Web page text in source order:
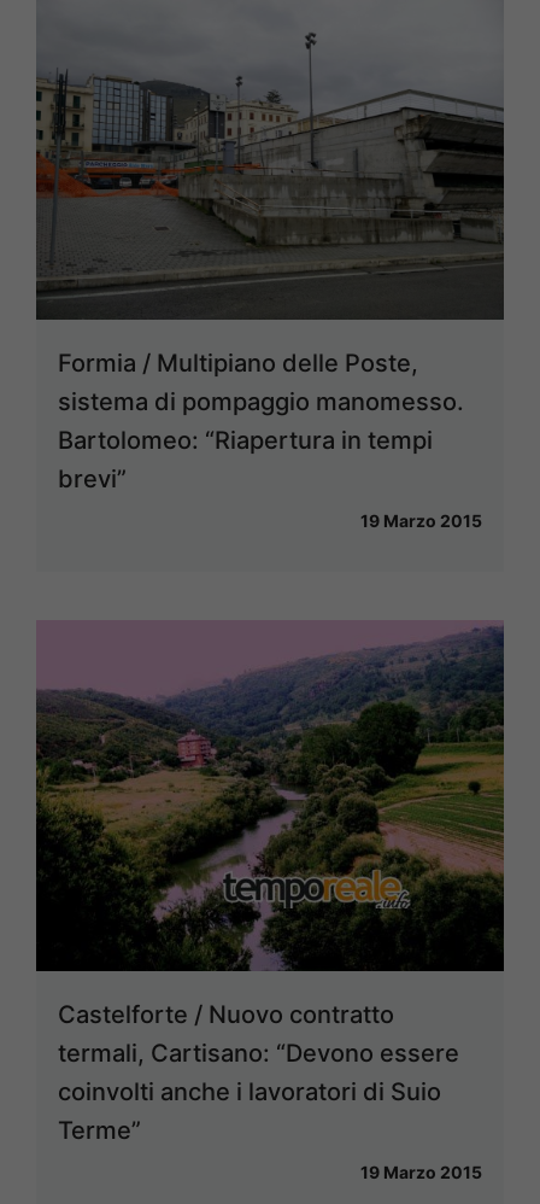
Formia / Multipiano delle Poste,
sistema di pompaggio manomesso.
Bartolomeo: “Riapertura in tempi
brevi”
19 Marzo 2015
Castelforte / Nuovo contratto
termali, Cartisano: “Devono essere
coinvolti anche i lavoratori di Suio
Terme”
19 Marzo 2015